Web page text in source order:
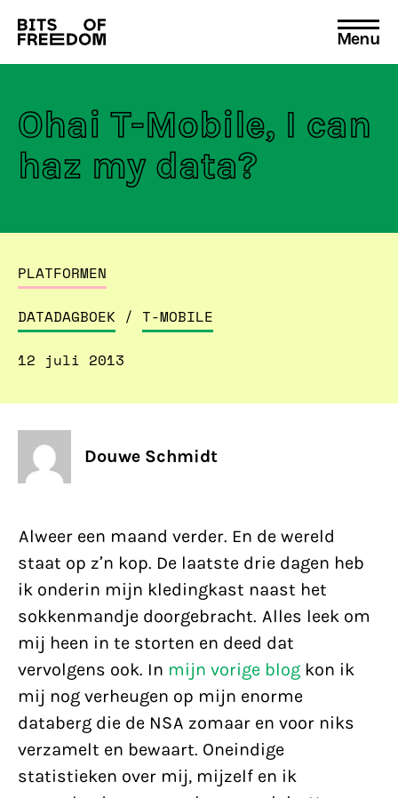
Search
for:
Menu
Ohai T-Mobile, I can
haz my data?
PLATFORMEN
DATADAGBOEK / T-MOBILE
12 juli 2013
Douwe Schmidt
Alweer een maand verder. En de wereld
staat op z’n kop. De laatste drie dagen heb
ik onderin mijn kledingkast naast het
sokkenmandje doorgebracht. Alles leek om
mij heen in te storten en deed dat
vervolgens ook. In mijn vorige blog kon ik
mij nog verheugen op mijn enorme
databerg die de NSA zomaar en voor niks
verzamelt en bewaart. Oneindige
statistieken over mij, mijzelf en ik